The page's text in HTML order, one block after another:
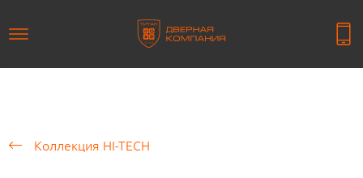
Коллекция HI-TECH